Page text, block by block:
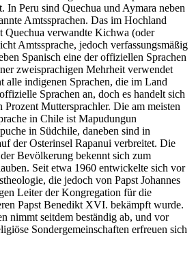
In Peru sind Quechua und Aymara neben
Amtssprachen. Das im Hochland
Quechua verwandte Kichwa (oder
Amtssprache, jedoch verfassungsmäßig
Spanisch eine der offiziellen Sprachen
zweisprachigen Mehrheit verwendet
indigenen Sprachen, die im Land
Sprachen an, doch es handelt sich
Prozent Muttersprachler. Die am meisten
in Chile ist Mapudungun
in Südchile, daneben sind in
der Osterinsel Rapanui verbreitet. Die
Bevölkerung bekennt sich zum
Seit etwa 1960 entwickelte sich vor
die jedoch von Papst Johannes
Leiter der Kongregation für die
Papst Benedikt XVI. bekämpft wurde.
nimmt seitdem beständig ab, und vor
Sondergemeinschaften erfreuen sich